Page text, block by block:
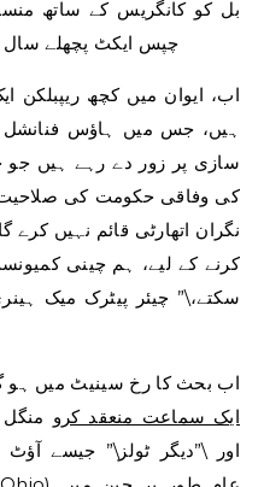
بل کو کانگریس کے ساتھ
چپس ایکٹ پچھلے سال
اب، ایوان میں کچھ
ہیں، جس میں ہاؤس فنانشل
سازی پر زور دے رہے ہیں
کی وفاقی حکومت کی صلاحیت
نگران اتھارٹی قائم نہیں کرے
کرنے کے لیے، ہم چینی
سکتے،\” چیئر پیٹرک میک
اب بحث کا رخ سینیٹ میں ہو
ایک سماعت منعقد کرو منگل
اور \”دیگر ٹولز\” جیسے آؤٹ